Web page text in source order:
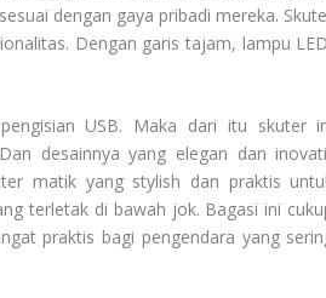
dengan gaya pribadi mereka.
Dengan garis tajam, lampu
USB. Maka dari itu skuter
desainnya yang elegan dan
matik yang stylish dan praktis
terletak di bawah jok. Bagasi ini
praktis bagi pengendara yang